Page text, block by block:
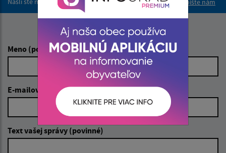
Napíšte nám
Napíšte nám:
Meno (povinné)
E-mailová adresa (povinné)
Text vašej správy (povinné)